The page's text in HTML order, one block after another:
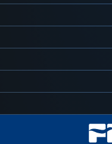
Contatti